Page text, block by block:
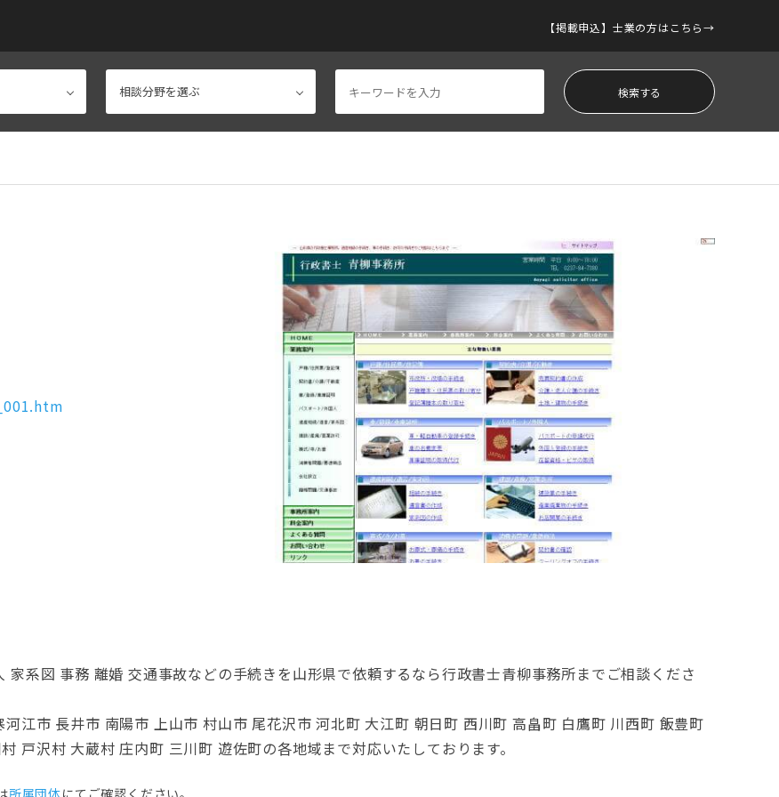
【掲載申込】士業の方はこちら
系図 事務 離婚 交通事故などの手続きを山形県で依頼するなら行政書士青柳事務所までご相談くださ
江市 長井市 南陽市 上山市 村山市 尾花沢市 河北町 大江町 朝日町 西川町 高畠町 白鷹町 川西町 飯豊町
戸沢村 大蔵村 庄内町 三川町 遊佐町の各地域まで対応いたしております。
所属団体にてご確認ください。